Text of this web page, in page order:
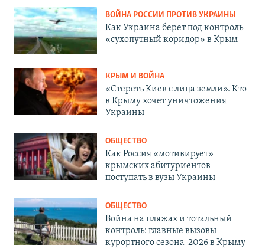
ВОЙНА РОССИИ ПРОТИВ УКРАИНЫ
Как Украина берет под контроль
«сухопутный коридор» в Крым
КРЫМ И ВОЙНА
«Стереть Киев с лица земли». Кто
в Крыму хочет уничтожения
Украины
ОБЩЕСТВО
Как Россия «мотивирует»
крымских абитуриентов
поступать в вузы Украины
ОБЩЕСТВО
Война на пляжах и тотальный
контроль: главные вызовы
курортного сезона-2026 в Крыму